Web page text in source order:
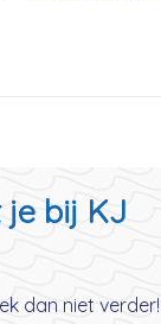
je bij KJ
dan niet verder!